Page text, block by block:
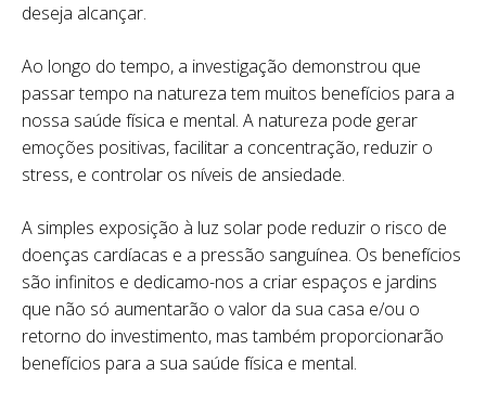
deseja alcançar.
Ao longo do tempo, a investigação demonstrou que
passar tempo na natureza tem muitos benefícios para a
nossa saúde física e mental. A natureza pode gerar
emoções positivas, facilitar a concentração, reduzir o
stress, e controlar os níveis de ansiedade.
A simples exposição à luz solar pode reduzir o risco de
doenças cardíacas e a pressão sanguínea. Os benefícios
são infinitos e dedicamo-nos a criar espaços e jardins
que não só aumentarão o valor da sua casa e/ou o
retorno do investimento, mas também proporcionarão
benefícios para a sua saúde física e mental.